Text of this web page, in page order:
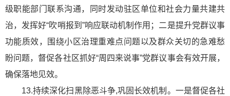
级职能部门联系沟通，同时发动驻区单位和社会力量共建共
治，发挥好“吹哨报到”响应联动机制作用；二是提升党群议事
功能质效，围绕小区治理重难点问题以及群众关切的急难愁
盼问题，督促各社区抓好“周四来说事”党群议事会有效开展，
确保落地见效。
13.持续深化扫黑除恶斗争,巩固长效机制。一是督促各社